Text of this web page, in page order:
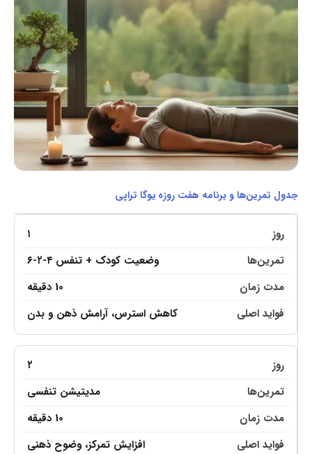
جدول تمرین‌ها و برنامه هفت روزه یوگا تراپی
۱
وضعیت کودک + تنفس ۴-۲-۶
10 دقیقه
کاهش استرس، آرامش ذهن و بدن
۲
مدیتیشن تنفسی
10 دقیقه
افزایش تمرکز، وضوح ذهنی